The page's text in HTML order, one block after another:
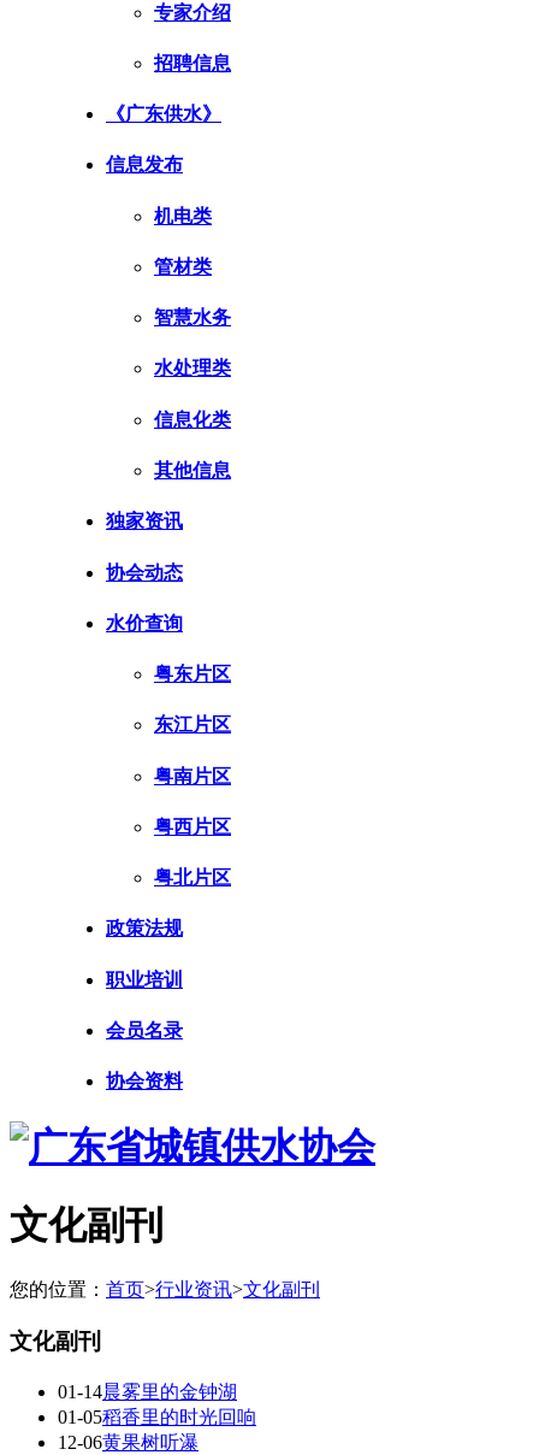
专家介绍
招聘信息
《广东供水》
信息发布
机电类
管材类
智慧水务
水处理类
信息化类
其他信息
独家资讯
协会动态
水价查询
粤东片区
东江片区
粤南片区
粤西片区
粤北片区
政策法规
职业培训
会员名录
协会资料
文化副刊
您的位置： 首页>行业资讯>文化副刊
文化副刊
01-14晨雾里的金钟湖
01-05稻香里的时光回响
12-06黄果树听瀑